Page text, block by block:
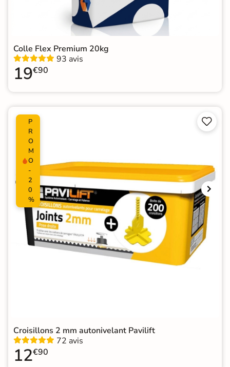
Colle Flex Premium 20kg
93 avis
19€90
P
R
O
M
O
-
2
0
%


Croisillons 2 mm autonivelant Pavilift
72 avis
12€90